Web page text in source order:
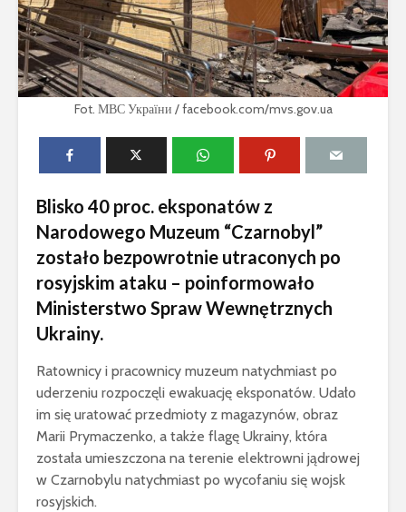
Fot. МВС України / facebook.com/mvs.gov.ua
Blisko 40 proc. eksponatów z
Narodowego Muzeum “Czarnobyl”
zostało bezpowrotnie utraconych po
rosyjskim ataku – poinformowało
Ministerstwo Spraw Wewnętrznych
Ukrainy.
Ratownicy i pracownicy muzeum natychmiast po
uderzeniu rozpoczęli ewakuację eksponatów. Udało
im się uratować przedmioty z magazynów, obraz
Marii Prymaczenko, a także flagę Ukrainy, która
została umieszczona na terenie elektrowni jądrowej
w Czarnobylu natychmiast po wycofaniu się wojsk
rosyjskich.